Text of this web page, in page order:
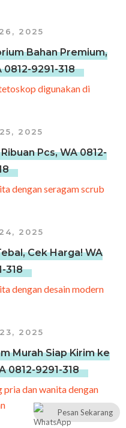
2025
Bahan Premium,
9291-318
2025
Pcs, WA 0812-
2025
Cek Harga! WA
318
23, 2025
Murah Siap Kirim ke
0812-9291-318
Pesan Sekarang